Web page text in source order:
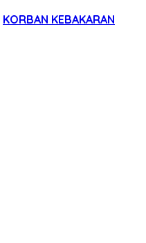
KORBAN KEBAKARAN